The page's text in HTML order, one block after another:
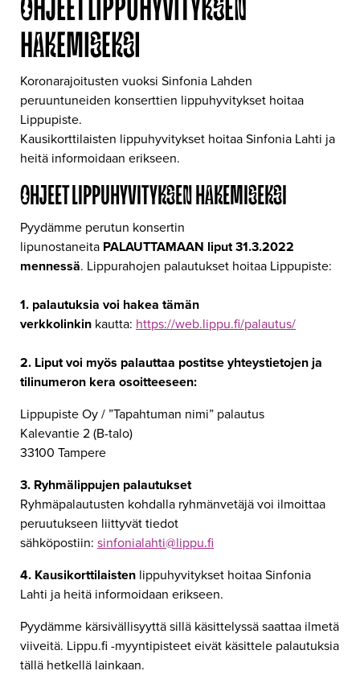
OHJEET LIPPUHYVITYKSEN
HAKEMISEKSI
Koronarajoitusten vuoksi Sinfonia Lahden
peruuntuneiden konserttien lippuhyvitykset hoitaa
Lippupiste.
Kausikorttilaisten lippuhyvitykset hoitaa Sinfonia Lahti ja
heitä informoidaan erikseen.
OHJEET LIPPUHYVITYKSEN HAKEMISEKSI
Pyydämme perutun konsertin
lipunostaneita PALAUTTAMAAN liput31.3.2022
mennessä. Lippurahojen palautukset hoitaa Lippupiste:
1. palautuksia voi hakea tämän
verkkolinkin kautta: https://web.lippu.fi/palautus/
2. Liput voi myös palauttaa postitse yhteystietojen ja
tilinumeron kera osoitteeseen:
Lippupiste Oy / ”Tapahtuman nimi” palautus
Kalevantie 2 (B-talo)
33100 Tampere
3. Ryhmälippujen palautukset
Ryhmäpalautusten kohdalla ryhmänvetäjä voi ilmoittaa
peruutukseen liittyvät tiedot
sähköpostiin: sinfonialahti@lippu.fi
4. Kausikorttilaisten lippuhyvitykset hoitaa Sinfonia
Lahti ja heitä informoidaan erikseen.
Pyydämme kärsivällisyyttä sillä käsittelyssä saattaa ilmetä
viiveitä. Lippu.fi -myyntipisteet eivät käsittele palautuksia
tällä hetkellä lainkaan.